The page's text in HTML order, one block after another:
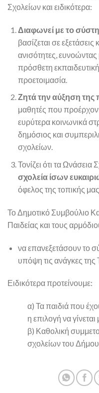
Σχολείων και ειδικότερα:
Διαφωνεί με το
βασίζεται σε εξετάσεις
ανισότητες,
πρόσθετη
προετοιμασία.
Ζητά την αύξηση
μαθητές που
ευρύτερα κοινωνικά
δημόσιος και
σχολείων.
Τονίζει ότι τα Ωνάσεια
σχολεία ίσων
όφελος της τοπικής
Το Δημοτικό Συμβούλιο
Παιδείας και τους
να επανεξετάσουν το
υπόψη τις ανάγκες της
Ειδικότερα προτείνουμε:
α) Τα παιδιά που
η επιλογή να
β) Καθολική
σχολείων του